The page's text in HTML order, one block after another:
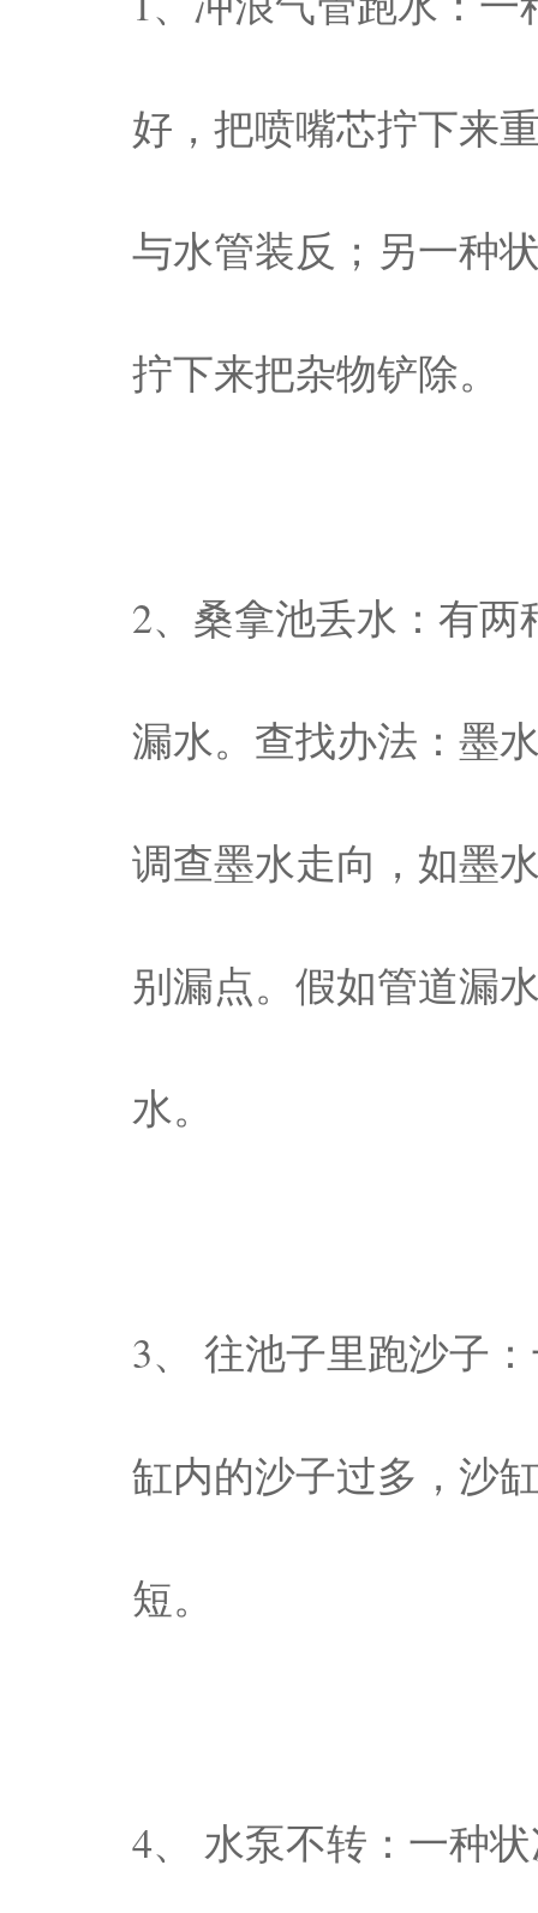
好，把喷嘴芯拧下来
与水管装反；另一种
拧下来把杂物铲除。
2、桑拿池丢水：有
漏水。查找办法：墨
调查墨水走向，如墨
别漏点。假如管道漏
水。
3、 往池子里跑沙子
缸内的沙子过多，沙
短。
4、 水泵不转：一种